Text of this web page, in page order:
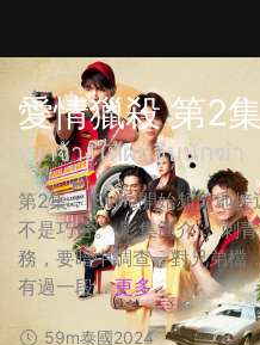
愛情獵殺 第2
เขาจ้างให้ผมจีบนักฆ่า
第2集： Style開始頻繁地
不是巧合。 影集簡介： 刺
務，要暗中調查一對兄弟檔
有過一段... 更多
59m泰國2024